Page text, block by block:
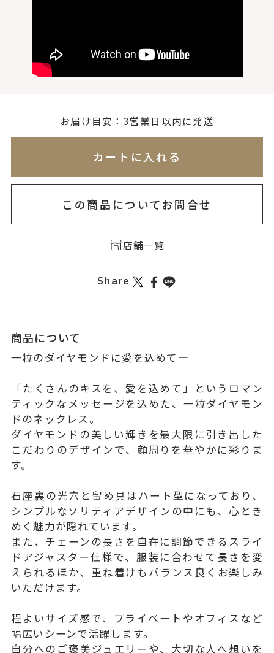
お届け目安：3営業日以内に発送
カートに入れる
この商品についてお問合せ
店舗一覧
Share
商品について
一粒のダイヤモンドに愛を込めて―
「たくさんのキスを、愛を込めて」というロマン
ティックなメッセージを込めた、一粒ダイヤモン
ドのネックレス。
ダイヤモンドの美しい輝きを最大限に引き出した
こだわりのデザインで、顔周りを華やかに彩りま
す。
石座裏の光穴と留め具はハート型になっており、
シンプルなソリティアデザインの中にも、心とき
めく魅力が隠れています。
また、チェーンの長さを自在に調節できるスライ
ドアジャスター仕様で、服装に合わせて長さを変
えられるほか、重ね着けもバランス良くお楽しみ
いただけます。
程よいサイズ感で、プライベートやオフィスなど
幅広いシーンで活躍します。
自分へのご褒美ジュエリーや、大切な人へ想いを